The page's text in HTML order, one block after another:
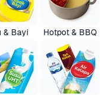
& Bayi Hotpot & BBQ